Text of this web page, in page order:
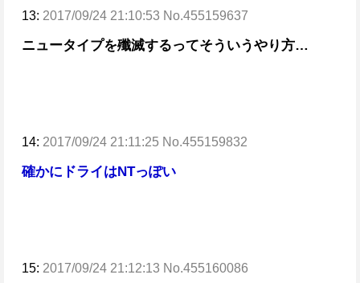
13: 2017/09/24 21:10:53 No.455159637
ニュータイプを殲滅するってそういうやり方…
14: 2017/09/24 21:11:25 No.455159832
確かにドライはNTっぽい
15: 2017/09/24 21:12:13 No.455160086